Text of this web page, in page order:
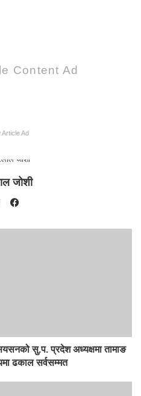
Content Ad
Article Ad
जोशी
c
सु.प. प्रदेश अध्यक्षमा तामाङ
ढकाल सर्वसम्मत